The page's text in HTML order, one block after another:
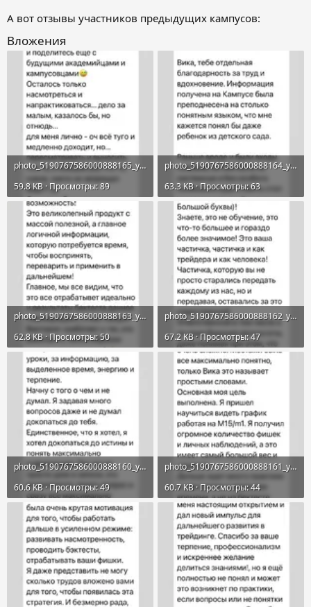
А вот отзывы участников предыдущих кампусов:
Вложения
photo_5190767586000888165_y.webp
59.8 KB · Просмотры: 89
photo_5190767586000888164_y.webp
63.3 KB · Просмотры: 63
photo_5190767586000888163_y.webp
62.8 KB · Просмотры: 50
photo_5190767586000888162_y.webp
67.2 KB · Просмотры: 47
photo_5190767586000888160_y.webp
60.6 KB · Просмотры: 49
photo_5190767586000888161_y.webp
60.7 KB · Просмотры: 44